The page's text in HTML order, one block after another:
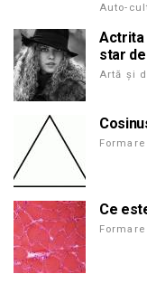
Auto-
Actrita
star
Artă și
Formare
Ce
Formare